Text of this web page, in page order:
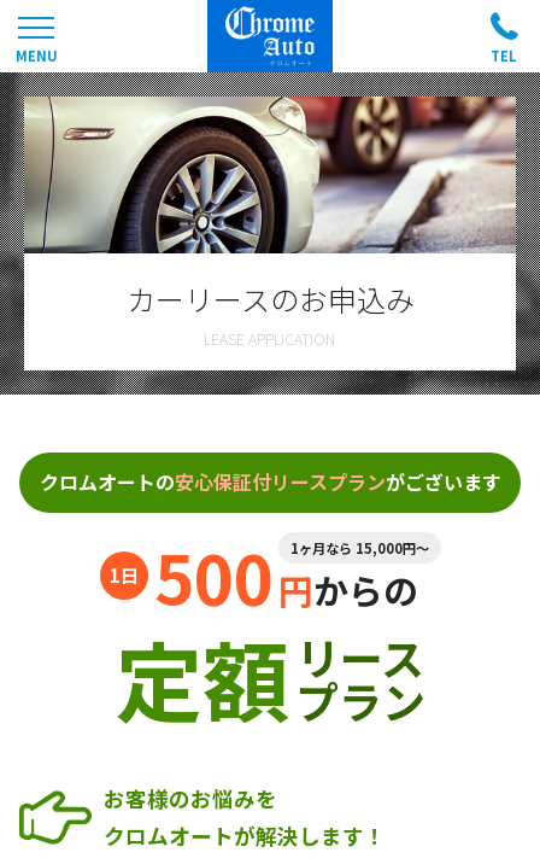
カーリースのお申込み
クロムオートの安心保証付リースプランがございます
500 1ヶ月なら 15,000円～
円からの
定額 リース
プラン
お客様のお悩みを
クロムオートが解決します！